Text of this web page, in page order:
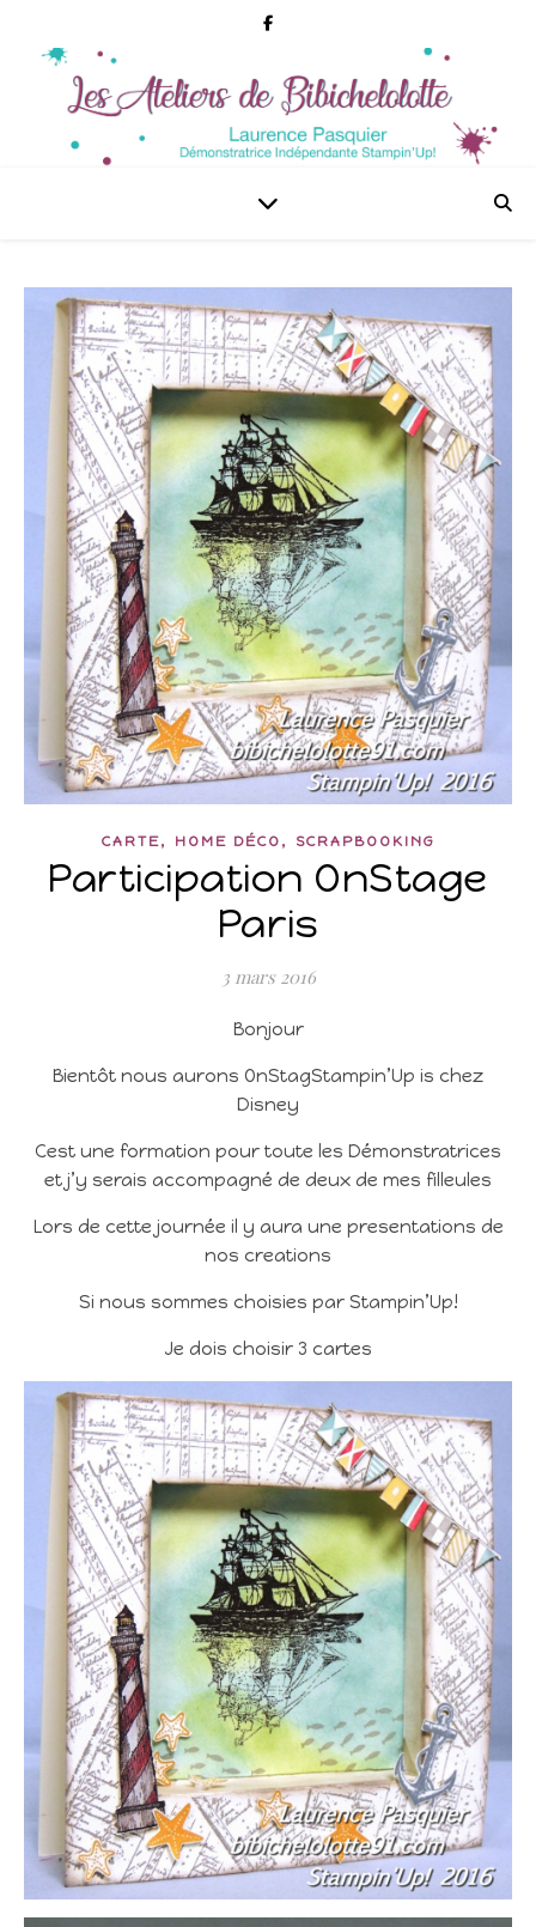
CARTE, HOME DÉCO , SCRAPBOOKING
Participation OnStage
Paris
3 mars 2016
Bonjour
Bientôt nous aurons OnStagStampin’Up is chez
Disney
Cest une formation pour toute les Démonstratrices
et j’y serais accompagné de deux de mes filleules
Lors de cette journée il y aura une presentations de
nos creations
Si nous sommes choisies par Stampin’Up!
Je dois choisir 3 cartes